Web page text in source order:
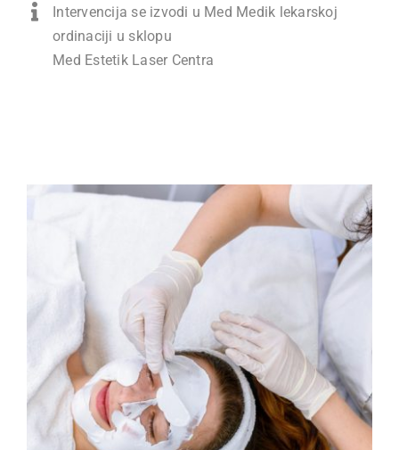
Intervencija se izvodi u Med Medik lekarskoj
ordinaciji u sklopu
Med Estetik Laser Centra